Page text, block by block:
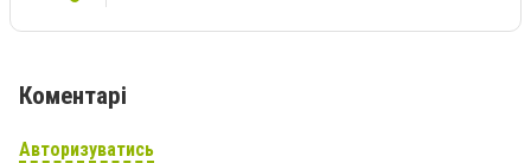
Коментарі
Авторизуватись